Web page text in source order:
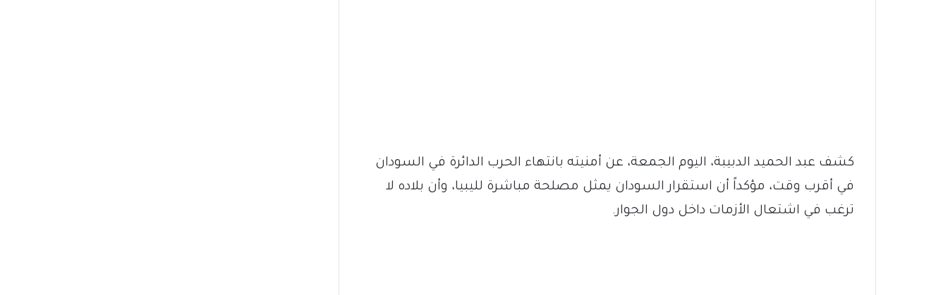
كشف عبد الحميد الدبيبة، اليوم الجمعة، عن أمنيته بانتهاء الحرب الدائرة في السودان
في أقرب وقت، مؤكداً أن استقرار السودان يمثل مصلحة مباشرة لليبيا، وأن بلاده لا
ترغب في اشتعال الأزمات داخل دول الجوار.